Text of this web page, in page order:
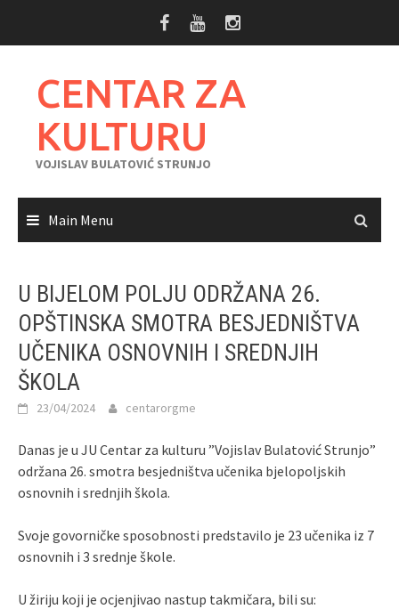
CENTAR ZA
KULTURU
VOJISLAV BULATOVIĆ STRUNJO
Main Menu
U BIJELOM POLJU ODRŽANA 26.
OPŠTINSKA SMOTRA BESJEDNIŠTVA
UČENIKA OSNOVNIH I SREDNJIH
ŠKOLA
23/04/2024 centarorgme
Danas je u JU Centar za kulturu ”Vojislav Bulatović Strunjo”
održana 26. smotra besjedništva učenika bjelopoljskih
osnovnih i srednjih škola.
Svoje govorničke sposobnosti predstavilo je 23 učenika iz 7
osnovnih i 3 srednje škole.
U žiriju koji je ocjenjivao nastup takmičara, bili su: